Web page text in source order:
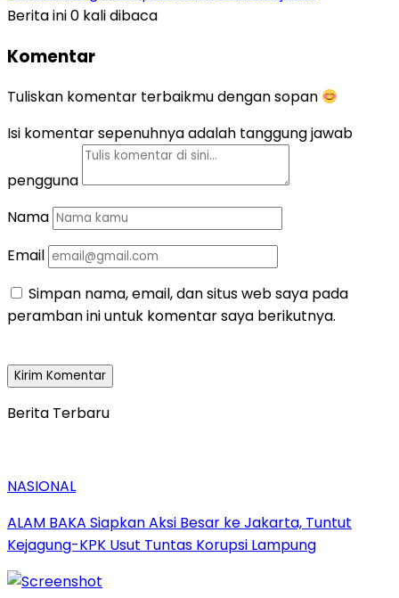
Berita ini 0 kali dibaca
Komentar
Tuliskan komentar terbaikmu dengan sopan
Isi komentar sepenuhnya adalah tanggung jawab
pengguna
Nama
Email
Simpan nama, email, dan situs web saya pada
peramban ini untuk komentar saya berikutnya.
Berita Terbaru
NASIONAL
ALAM BAKA Siapkan Aksi Besar ke Jakarta, Tuntut
Kejagung-KPK Usut Tuntas Korupsi Lampung